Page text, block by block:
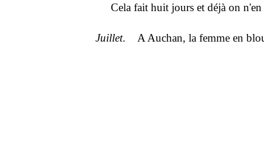
Cela fait huit jours et déjà on
Juillet. A Auchan, la femme en